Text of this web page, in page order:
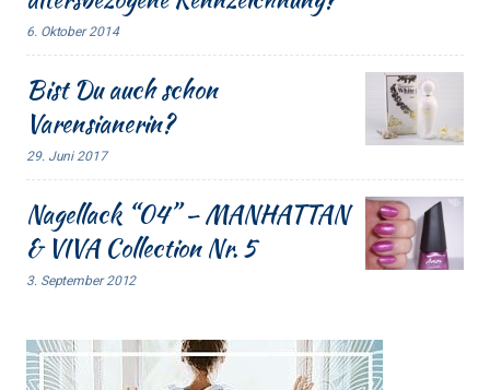
6. Oktober 2014
Bist Du auch schon
Varensianerin?
29. Juni 2017
Nagellack “04” – MANHATTAN
& VIVA Collection Nr. 5
3. September 2012